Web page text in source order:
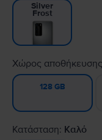
Silver
Frost
Χώρος
128 GB
Κατάσταση: Καλό